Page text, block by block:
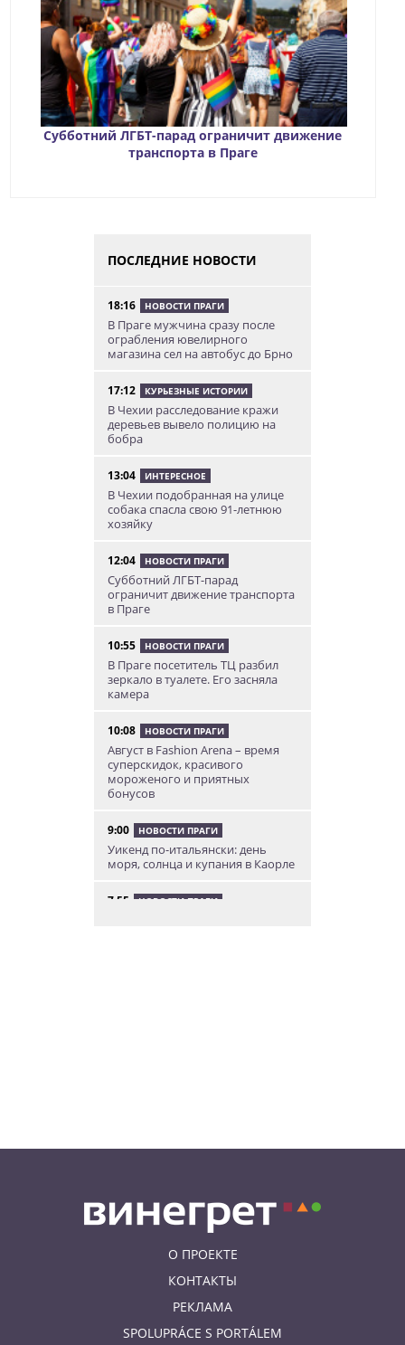
Субботний ЛГБТ-парад ограничит движение
транспорта в Праге
ПОСЛЕДНИЕ НОВОСТИ
18:16 НОВОСТИ ПРАГИ
В Праге мужчина сразу после
ограбления ювелирного
магазина сел на автобус до Брно
17:12 КУРЬЕЗНЫЕ ИСТОРИИ
В Чехии расследование кражи
деревьев вывело полицию на
бобра
13:04 ИНТЕРЕСНОЕ
В Чехии подобранная на улице
собака спасла свою 91-летнюю
хозяйку
12:04 НОВОСТИ ПРАГИ
Субботний ЛГБТ-парад
ограничит движение транспорта
в Праге
10:55 НОВОСТИ ПРАГИ
В Праге посетитель ТЦ разбил
зеркало в туалете. Его засняла
камера
10:08 НОВОСТИ ПРАГИ
Август в Fashion Arena – время
суперскидок, красивого
мороженого и приятных
бонусов
9:00 НОВОСТИ ПРАГИ
Уикенд по-итальянски: день
моря, солнца и купания в Каорле
7:55 НОВОСТИ ПРАГИ
О ПРОЕКТЕ
КОНТАКТЫ
РЕКЛАМА
SPOLUPRÁCE S PORTÁLEM